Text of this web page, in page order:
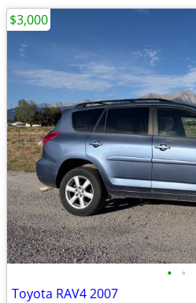
• •
Toyota RAV4 2007
$3,000